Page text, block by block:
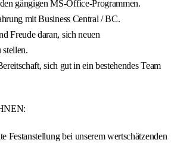
gängigen MS-Office-Programmen.
mit Business Central / BC.
Freude daran, sich neuen
stellen.
sich gut in ein bestehendes Team
Festanstellung bei unserem wertschätzenden